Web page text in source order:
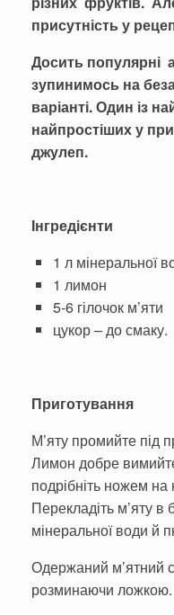
присутність у
Досить популярні
зупинимось на
варіанті.Один із
найпростіших у
джулеп.
Інгредієнти
1 л мінеральної
1 лимон
5-6 гілочок м’яти
цукор – до смаку.
Приготування
М’яту промийте під
Лимон добре
по­дрібніть ножем
Перекладіть м’яту
мінеральної води й
Одержаний м’ятний
розминаючи ложкою.